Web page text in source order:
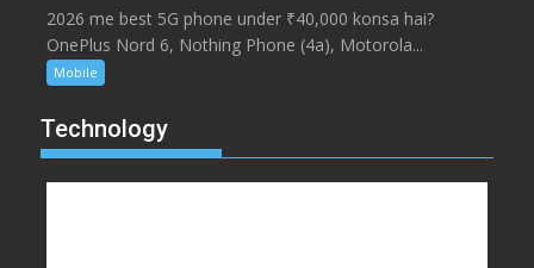
2026 me best 5G phone under ₹40,000 konsa hai?
OnePlus Nord 6, Nothing Phone (4a), Motorola...
Mobile
Technology